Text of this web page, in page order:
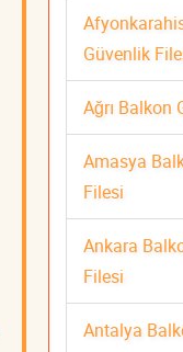
Güvenlik
Ağrı Balkon
Amasya
Filesi
Ankara
Filesi
Antalya